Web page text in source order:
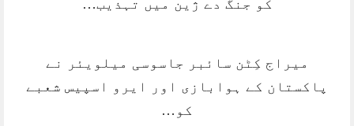
کو جنگ دے ژین میں تہذیب…
میراج کِٹن سائبر جاسوسی میلویئر نے
پاکستان کے ہوابازی اور ایرو اسپیس شعبے
کو…